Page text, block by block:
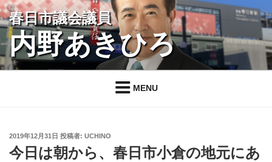
コ
ン
ツ
春日市議会議員
内野あきひろ
MENU
投
稿
日:
2019年12月31日 投稿者: UCHINO
今日は朝から、春日市小倉の地元にあ